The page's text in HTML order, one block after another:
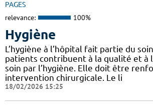
PAGES
relevance: 100%
Hygiène
L’hygiène à l’hôpital fait partie du
patients contribuent à la qualité et à
soin par l’hygiène. Elle doit être
intervention chirurgicale. Le li
18/02/2026 15:25